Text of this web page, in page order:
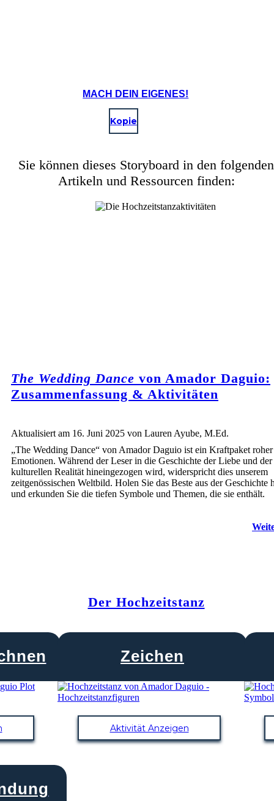
MACH DEIN EIGENES!
Kopie
Sie können dieses Storyboard in den folgenden
Artikeln und Ressourcen finden:
The Wedding Dance von Amador Daguio:
Zusammenfassung & Aktivitäten
Aktualisiert am 16. Juni 2025 von Lauren Ayube, M.Ed.
„The Wedding Dance“ von Amador Daguio ist ein Kraftpaket roher
Emotionen. Während der Leser in die Geschichte der Liebe und der
kulturellen Realität hineingezogen wird, widerspricht dies unserem
zeitgenössischen Weltbild. Holen Sie das Beste aus der Geschichte
und erkunden Sie die tiefen Symbole und Themen, die sie enthält.
Der Hochzeitstanz
Zeichen
Aktivität Anzeigen